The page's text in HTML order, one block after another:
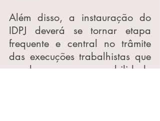
Além disso, a instauração do
IDPJ deverá se tornar etapa
frequente e central no trâmite
das execuções trabalhistas que
envolvam responsabilidade